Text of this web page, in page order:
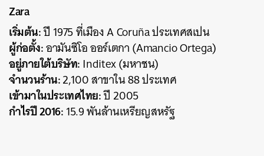
Zara
เริ่มต้น:ปี 1975 ที่เมือง A Coruña ประเทศสเปน
ผู้ก่อตั้ง:อามันซิโอ ออร์เตกา (Amancio Ortega)
อยู่ภายใต้บริษัท: Inditex (มหาชน)
จำนวนร้าน:2,100 สาขาใน 88 ประเทศ
เข้ามาในประเทศไทย:ปี 2005
กำไรปี 2016:15.9 พันล้านเหรียญสหรัฐ